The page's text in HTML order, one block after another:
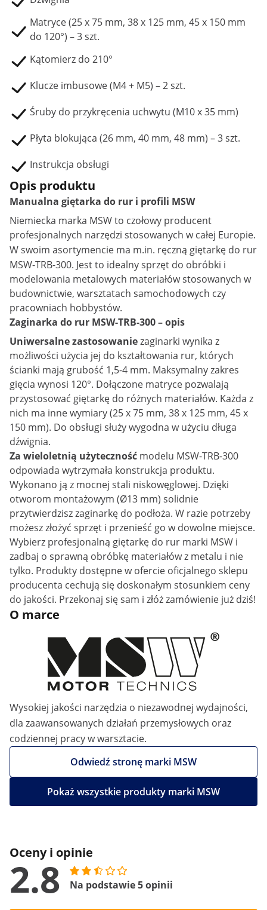
Matryce (25 x 75 mm, 38 x 125 mm, 45 x 150 mm
do 120°) – 3 szt.
Kątomierz do 210°
Klucze imbusowe (M4 + M5) – 2 szt.
Śruby do przykręcenia uchwytu (M10 x 35 mm)
Płyta blokująca (26 mm, 40 mm, 48 mm) – 3 szt.
Instrukcja obsługi
Opis produktu
Manualna giętarka do rur i profili MSW
Niemiecka marka MSW to czołowy producent
profesjonalnych narzędzi stosowanych w całej Europie.
W swoim asortymencie ma m.in. ręczną giętarkę do rur
MSW-TRB-300. Jest to idealny sprzęt do obróbki i
modelowania metalowych materiałów stosowanych w
budownictwie, warsztatach samochodowych czy
pracowniach hobbystów.
Zaginarka do rur MSW-TRB-300 – opis
Uniwersalne zastosowaniezaginarki wynika z
możliwości użycia jej do kształtowania rur, których
ścianki mają grubość 1,5-4 mm. Maksymalny zakres
gięcia wynosi 120°. Dołączone matryce pozwalają
przystosować giętarkę do różnych materiałów. Każda z
nich ma inne wymiary (25 x 75 mm, 38 x 125 mm, 45 x
150 mm). Do obsługi służy wygodna w użyciu długa
dźwignia.
Za wieloletnią użyteczność modelu MSW-TRB-300
odpowiada wytrzymała konstrukcja produktu.
Wykonano ją z mocnej stali niskowęglowej. Dzięki
otworom montażowym (Ø13 mm) solidnie
przytwierdzisz zaginarkę do podłoża. W razie potrzeby
możesz złożyć sprzęt i przenieść go w dowolne miejsce.
Wybierz profesjonalną giętarkę do rur marki MSW i
zadbaj o sprawną obróbkę materiałów z metalu i nie
tylko. Produkty dostępne w ofercie oficjalnego sklepu
producenta cechują się doskonałym stosunkiem ceny
do jakości. Przekonaj się sam i złóż zamówienie już dziś!
O marce
Wysokiej jakości narzędzia o niezawodnej wydajności,
dla zaawansowanych działań przemysłowych oraz
codziennej pracy w warsztacie.
Odwiedź stronę marki MSW
Pokaż wszystkie produkty marki MSW
Oceny i opinie
2.8 Na podstawie 5 opinii